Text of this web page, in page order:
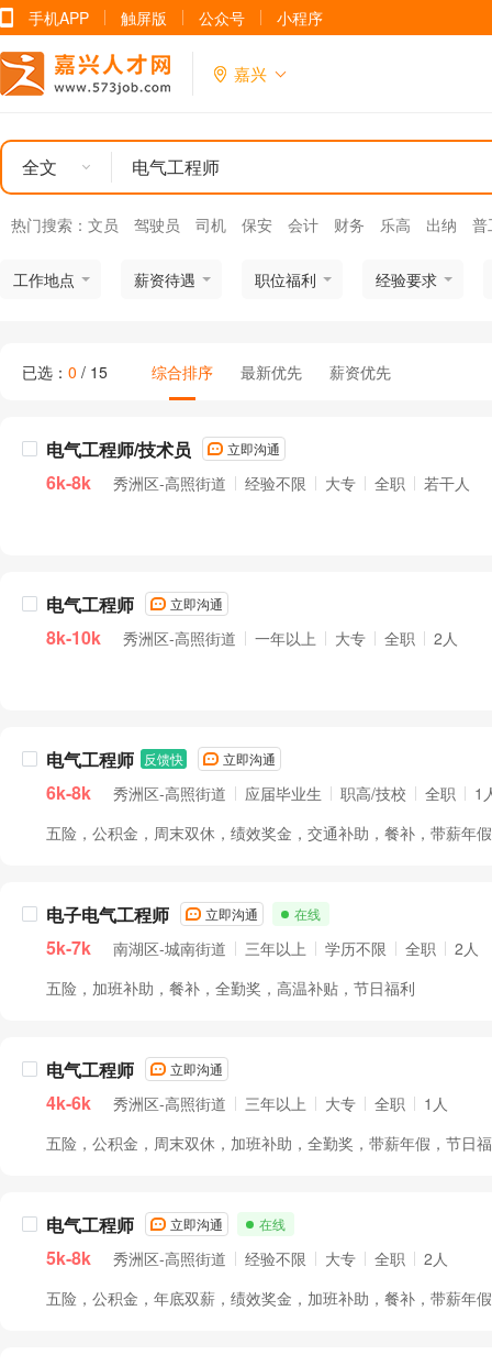
手机APP 触屏版 公众号 小程序
嘉兴
全文
热门搜索： 文员 驾驶员 司机 保安 会计 财务 乐高 出纳 普
工作地点 薪资待遇 职位福利 经验要求
已选： 0 / 15 综合排序 最新优先 薪资优先
电气工程师/技术员 立即沟通
6k-8k 秀洲区-高照街道 经验不限 大专 全职 若干人
电气工程师 立即沟通
8k-10k 秀洲区-高照街道 一年以上 大专 全职 2人
电气工程师 反馈快 立即沟通
6k-8k 秀洲区-高照街道 应届毕业生 职高/技校 全职
1
五险，公积金，周末双休，绩效奖金，交通补助，餐补，带薪年
电子电气工程师 立即沟通 在线
5k-7k 南湖区-城南街道 三年以上 学历不限 全职
2人
五险，加班补助，餐补，全勤奖，高温补贴，节日福利
电气工程师 立即沟通
4k-6k 秀洲区-高照街道 三年以上 大专 全职
1人
五险，公积金，周末双休，加班补助，全勤奖，带薪年假，节日
电气工程师 立即沟通 在线
5k-8k 秀洲区-高照街道 经验不限 大专 全职
2人
五险，公积金，年底双薪，绩效奖金，加班补助，餐补，带薪年